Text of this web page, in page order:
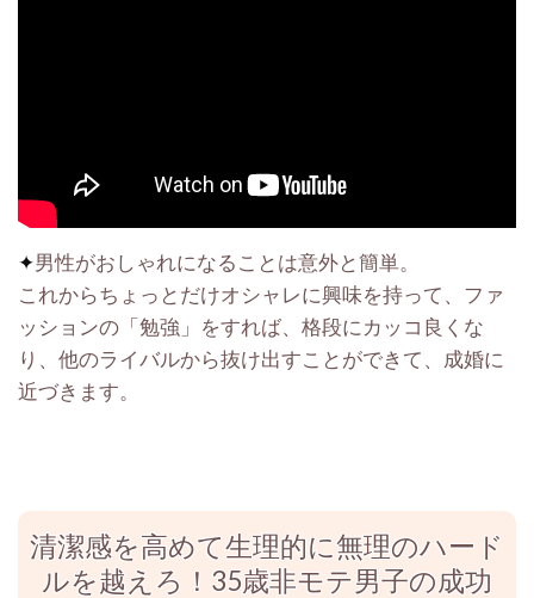
✦男性がおしゃれになることは意外と簡単。
これからちょっとだけオシャレに興味を持って、ファ
ッションの「勉強」をすれば、格段にカッコ良くな
り、他のライバルから抜け出すことができて、成婚に
近づきます。
清潔感を高めて生理的に無理のハード
ルを越えろ！35歳非モテ男子の成功